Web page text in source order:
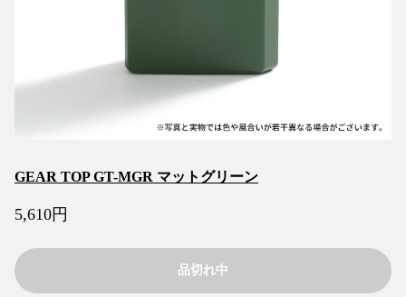
GEAR TOP GT-MGR マットグリーン
5,610円
品切れ中